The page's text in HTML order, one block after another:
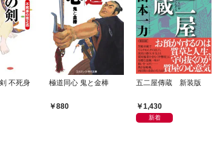
不死身
極道同心 鬼と金棒
880
五二屋傳蔵 新装版
1,430
新着